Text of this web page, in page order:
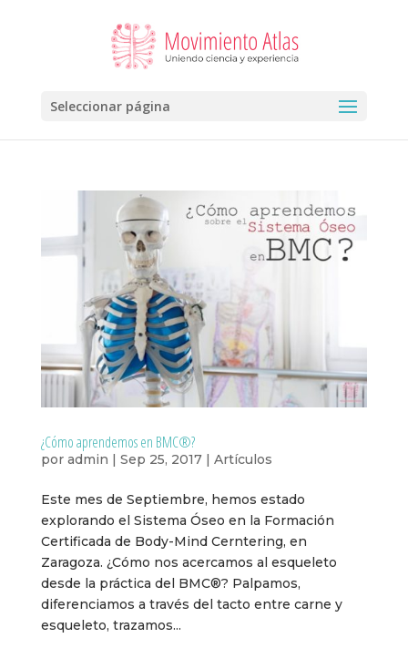
Seleccionar página
¿Cómo aprendemos en BMC®?
por admin | Sep 25, 2017| Artículos
Este mes de Septiembre, hemos estado
explorando el Sistema Óseo en la Formación
Certificada de Body-Mind Cerntering, en
Zaragoza. ¿Cómo nos acercamos al esqueleto
desde la práctica del BMC®? Palpamos,
diferenciamos a través del tacto entre carne y
esqueleto, trazamos...